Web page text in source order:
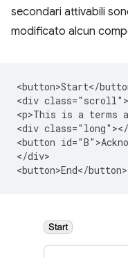
secondari attivabili
modificato alcun
<button>Start</
<div class="scroll">
<p>This is a terms
<div
<button
</div>